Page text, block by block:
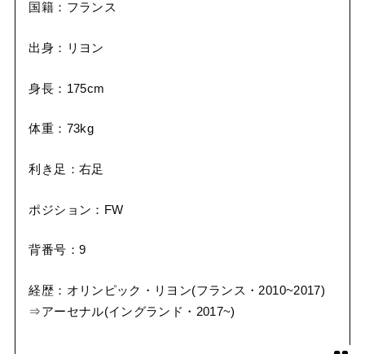
国籍：フランス
出身：リヨン
身長：175cm
体重：73kg
利き足：右足
ポジション：FW
背番号：9
経歴：オリンピック・リヨン(フランス・2010~2017)
⇒アーセナル(イングランド・2017~)